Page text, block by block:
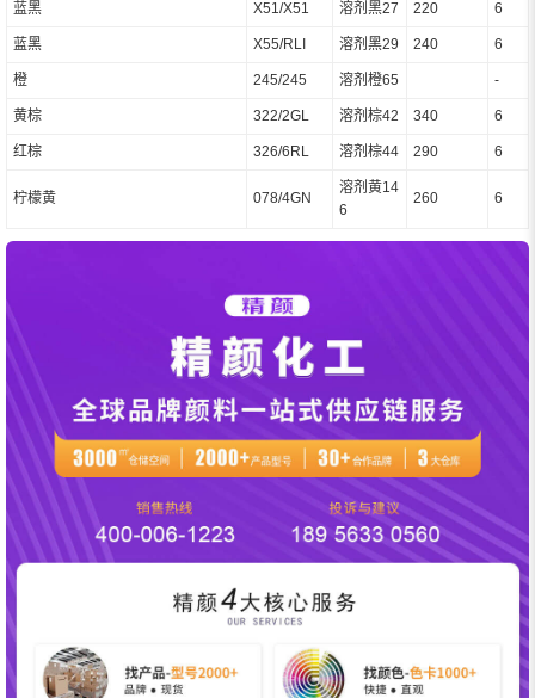
蓝黑 X51/X51 溶剂黑27 220 6
蓝黑 X55/RLI 溶剂黑29 240 6
橙 245/245 溶剂橙65 -
黄棕 322/2GL 溶剂棕42 340 6
红棕 326/6RL 溶剂棕44 290 6
柠檬黄 078/4GN
溶剂黄14
6
260 6